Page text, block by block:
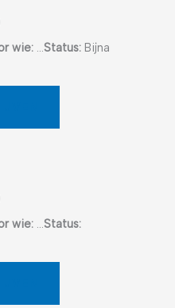
wie:…Status:Bijna
wie:…Status: